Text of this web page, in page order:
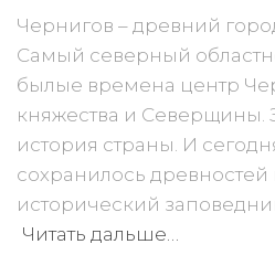
Чернигов – древний
Самый северный
былые времена центр
княжества и Северщины.
история страны. И
сохранилось древностей
исторический
Читать дальше…